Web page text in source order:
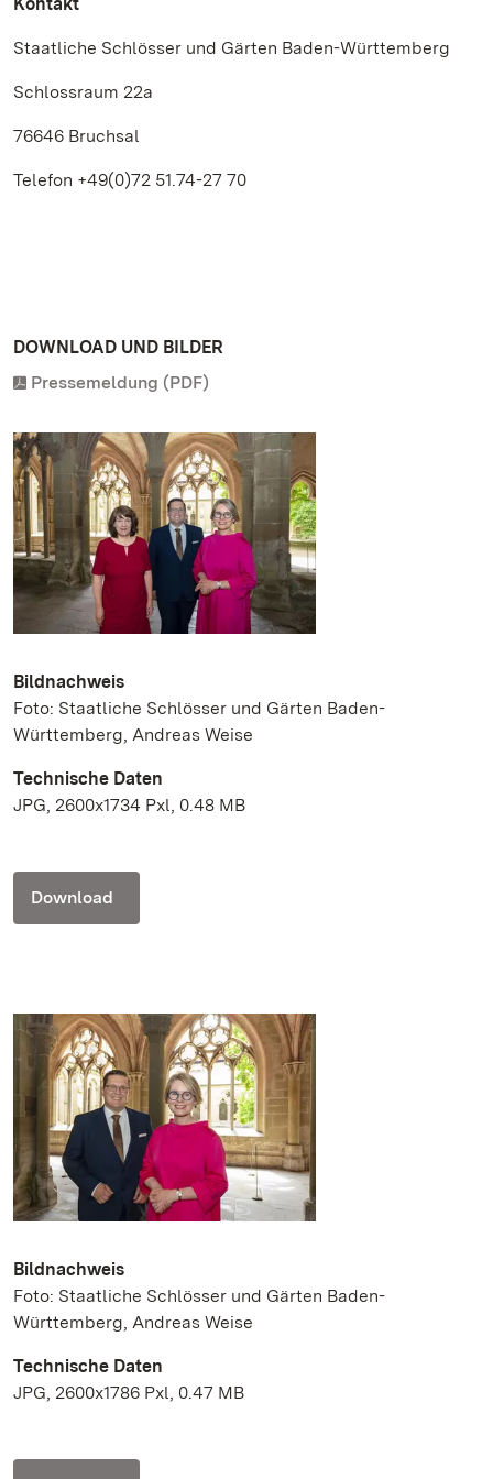
Staatliche Schlösser und Gärten Baden-Württemberg
Schlossraum 22a
76646 Bruchsal
Telefon +49(0)72 51.74-27 70
DOWNLOAD UND BILDER
Pressemeldung (PDF)
Bildnachweis
Foto: Staatliche Schlösser und Gärten Baden-
Württemberg, Andreas Weise
Technische Daten
JPG, 2600x1734 Pxl, 0.48 MB
Download
Bildnachweis
Foto: Staatliche Schlösser und Gärten Baden-
Württemberg, Andreas Weise
Technische Daten
JPG, 2600x1786 Pxl, 0.47 MB